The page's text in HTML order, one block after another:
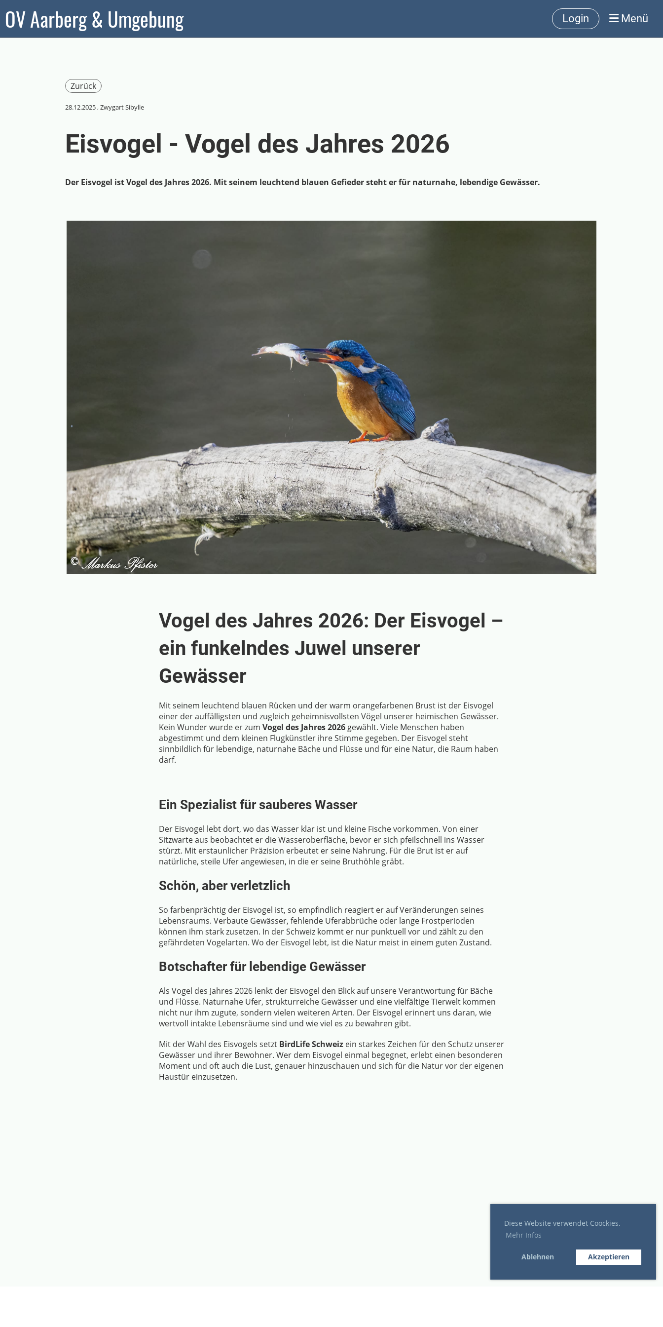
Diese Website verwendet Coockies.
Mehr Infos
Ablehnen Akzeptieren
OV Aarberg & Umgebung Login Menü
Zurück
28.12.2025, Zwygart Sibylle
Eisvogel - Vogel des Jahres 2026
Der Eisvogel ist Vogel des Jahres 2026. Mit seinem leuchtend blauen Gefieder steht er für naturnahe, lebendige Gewässer.
Vogel des Jahres 2026: Der Eisvogel –
ein funkelndes Juwel unserer
Gewässer
Mit seinem leuchtend blauen Rücken und der warm orangefarbenen Brust ist der Eisvogel
einer der auffälligsten und zugleich geheimnisvollsten Vögel unserer heimischen Gewässer.
Kein Wunder wurde er zum Vogel des Jahres 2026gewählt. Viele Menschen haben
abgestimmt und dem kleinen Flugkünstler ihre Stimme gegeben. Der Eisvogel steht
sinnbildlich für lebendige, naturnahe Bäche und Flüsse und für eine Natur, die Raum haben
darf.
Ein Spezialist für sauberes Wasser
Der Eisvogel lebt dort, wo das Wasser klar ist und kleine Fische vorkommen. Von einer
Sitzwarte aus beobachtet er die Wasseroberfläche, bevor er sich pfeilschnell ins Wasser
stürzt. Mit erstaunlicher Präzision erbeutet er seine Nahrung. Für die Brut ist er auf
natürliche, steile Ufer angewiesen, in die er seine Bruthöhle gräbt.
Schön, aber verletzlich
So farbenprächtig der Eisvogel ist, so empfindlich reagiert er auf Veränderungen seines
Lebensraums. Verbaute Gewässer, fehlende Uferabbrüche oder lange Frostperioden
können ihm stark zusetzen. In der Schweiz kommt er nur punktuell vor und zählt zu den
gefährdeten Vogelarten. Wo der Eisvogel lebt, ist die Natur meist in einem guten Zustand.
Botschafter für lebendige Gewässer
Als Vogel des Jahres 2026 lenkt der Eisvogel den Blick auf unsere Verantwortung für Bäche
und Flüsse. Naturnahe Ufer, strukturreiche Gewässer und eine vielfältige Tierwelt kommen
nicht nur ihm zugute, sondern vielen weiteren Arten. Der Eisvogel erinnert uns daran, wie
wertvoll intakte Lebensräume sind und wie viel es zu bewahren gibt.
Mit der Wahl des Eisvogels setzt BirdLife Schweizein starkes Zeichen für den Schutz unserer
Gewässer und ihrer Bewohner. Wer dem Eisvogel einmal begegnet, erlebt einen besonderen
Moment und oft auch die Lust, genauer hinzuschauen und sich für die Natur vor der eigenen
Haustür einzusetzen.